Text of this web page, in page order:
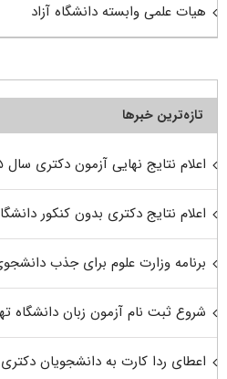
هیات علمی وابسته دانشگاه آزاد
تازه‌ترین خبرها
اعلام نتایج نهایی آزمون دکتری سال ۱۴۰۵ در اواخر مرداد
اعلام نتایج دکتری بدون کنکور دانشگاه
برنامه وزارت علوم برای جذب
شروع ثبت نام آزمون زبان دانشگاه
اعطای ردا کارت به دانشجویان دکتری از